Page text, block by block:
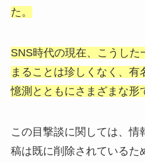
た。
SNS時代の現在、こうした
まることは珍しくなく、
憶測とともにさまざまな形
この目撃談に関しては、情
稿は既に削除されているた